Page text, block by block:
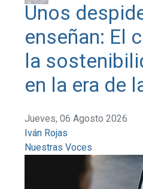
Unos
enseñan: El
la
en la era de
Jueves, 06 Agosto 2026
Iván Rojas
Nuestras Voces